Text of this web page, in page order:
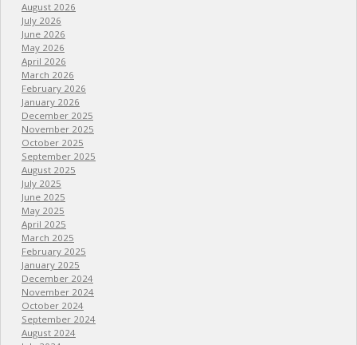
August 2026
July 2026
June 2026
May 2026
April 2026
March 2026
February 2026
January 2026
December 2025
November 2025
October 2025
September 2025
August 2025
July 2025
June 2025
May 2025
April 2025
March 2025
February 2025
January 2025
December 2024
November 2024
October 2024
September 2024
August 2024